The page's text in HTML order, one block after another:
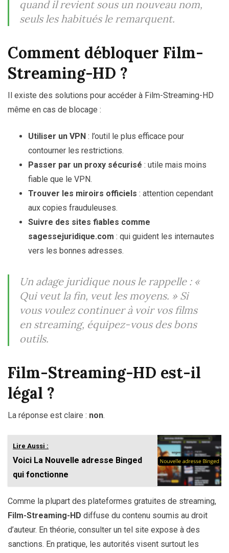
quand il revient sous un nouveau nom,
seuls les habitués le remarquent.
Comment débloquer Film-
Streaming-HD ?
Il existe des solutions pour accéder à Film-Streaming-HD
même en cas de blocage :
Utiliser un VPN : l’outil le plus efficace pour
contourner les restrictions.
Passer par un proxy sécurisé : utile mais moins
fiable que le VPN.
Trouver les miroirs officiels : attention cependant
aux copies frauduleuses.
Suivre des sites fiables comme
sagessejuridique.com : qui guident les internautes
vers les bonnes adresses.
Un adage juridique nous le rappelle : «
Qui veut la fin, veut les moyens. » Si
vous voulez continuer à voir vos films
en streaming, équipez-vous des bons
outils.
Film-Streaming-HD est-il
légal ?
La réponse est claire : non.
Lire Aussi :
Voici La Nouvelle adresse Binged
qui fonctionne
Comme la plupart des plateformes gratuites de streaming,
Film-Streaming-HD diffuse du contenu soumis au droit
d’auteur. En théorie, consulter un tel site expose à des
sanctions. En pratique, les autorités visent surtout les